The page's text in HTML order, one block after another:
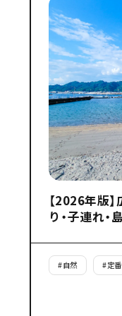
【2026年版
り・子連れ
#自然 #定番